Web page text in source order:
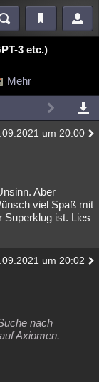
Kriminalfälle
Filme
Geschlossen
3 etc.)
Mehr
um 20:00
Aber
viel Spaß mit
Superklug ist. Lies
um 20:02
nach
Axiomen.